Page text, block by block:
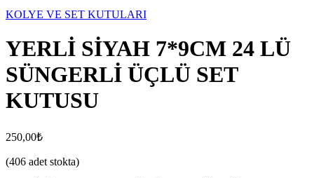
KOLYE VE SET KUTULARI
YERLİ SİYAH 7*9CM 24 LÜ
SÜNGERLİ ÜÇLÜ SET
KUTUSU
250,00₺
(406 adet stokta)